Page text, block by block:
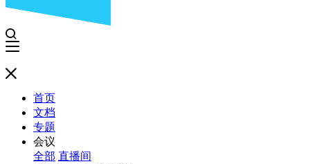
首页
文档
专题
会议
全部 直播间